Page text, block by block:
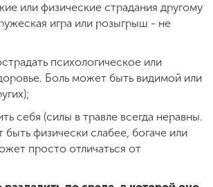
или физические страдания другому
игра или розыгрыш - не
психологическое или
Боль может быть видимой или
себя (силы в травле всегда неравны.
физически слабее, богаче или
просто отличаться от